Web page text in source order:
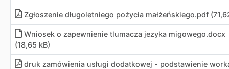
Zgłoszenie długoletniego pożycia małżeńskiego.pdf
Wniosek o zapewnienie tlumacza jezyka migowego.docx
(18,65 kB)
druk zamówienia usługi dodatkowej - podstawienie